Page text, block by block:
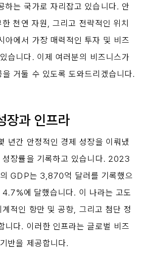
하는 국가로 자리잡고 있습니다. 안
천연 자원, 그리고 전략적인 위치
아에서 가장 매력적인 투자 및 비즈
습니다. 이제 여러분의 비즈니스가
거둘 수 있도록 도와드리겠습니다.
장과 인프라
년간 안정적인 경제 성장을 이뤄냈
성장률을 기록하고 있습니다. 2023
GDP는 3,870억 달러를 기록했으
에 달했습니다. 이 나라는 고도
적인 항만 및 공항, 그리고 첨단 정
니다. 이러한 인프라는 글로벌 비즈
반을 제공합니다.